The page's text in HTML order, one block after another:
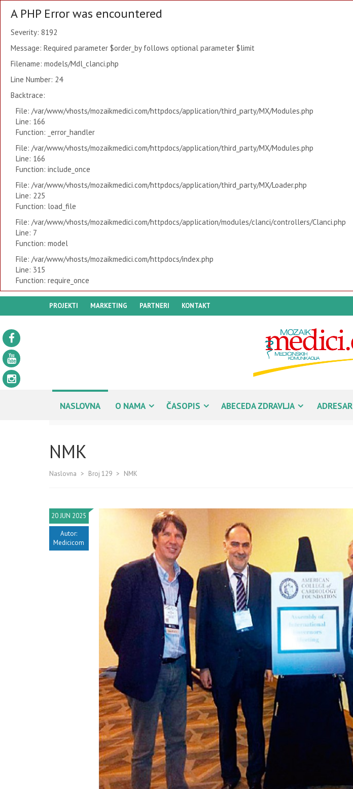
A PHP Error was encountered
Severity: 8192
Message: Required parameter $order_by follows optional parameter $limit
Filename: models/Mdl_clanci.php
Line Number: 24
Backtrace:
File: /var/www/vhosts/mozaikmedici.com/httpdocs/application/third_party/MX/Modules.php
Line: 166
Function: _error_handler
File: /var/www/vhosts/mozaikmedici.com/httpdocs/application/third_party/MX/Modules.php
Line: 166
Function: include_once
File: /var/www/vhosts/mozaikmedici.com/httpdocs/application/third_party/MX/Loader.php
Line: 225
Function: load_file
File: /var/www/vhosts/mozaikmedici.com/httpdocs/application/modules/clanci/controllers/Clanci.php
Line: 7
Function: model
File: /var/www/vhosts/mozaikmedici.com/httpdocs/index.php
Line: 315
Function: require_once
PROJEKTI MARKETING PARTNERI KONTAKT
NASLOVNA O NAMA ČASOPIS ABECEDA ZDRAVLJA ADRESAR
NMK
Naslovna > Broj 129 > NMK
20 JUN 2025
Autor:
Medicicom